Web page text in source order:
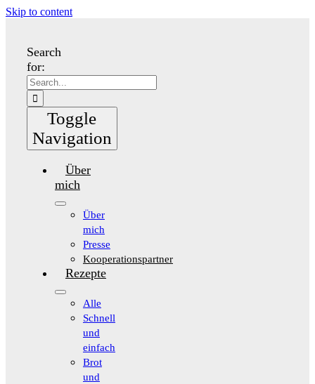
Skip to content
Search
for:
Toggle
Navigation
Über
mich
Über
mich
Presse
Kooperationspartner
Rezepte
Alle
Schnell
und
einfach
Brot
und